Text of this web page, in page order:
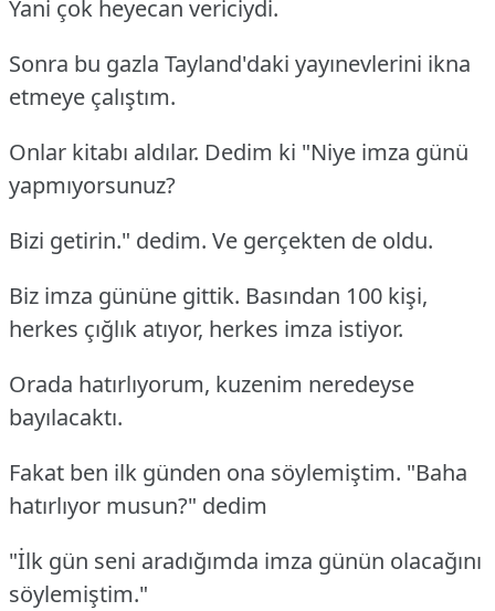
Yani çok heyecan vericiydi.
Sonra bu gazla Tayland'daki yayınevlerini ikna
etmeye çalıştım.
Onlar kitabı aldılar. Dedim ki "Niye imza günü
yapmıyorsunuz?
Bizi getirin." dedim. Ve gerçekten de oldu.
Biz imza gününe gittik. Basından 100 kişi,
herkes çığlık atıyor, herkes imza istiyor.
Orada hatırlıyorum, kuzenim neredeyse
bayılacaktı.
Fakat ben ilk günden ona söylemiştim. "Baha
hatırlıyor musun?" dedim
"İlk gün seni aradığımda imza günün olacağını
söylemiştim."